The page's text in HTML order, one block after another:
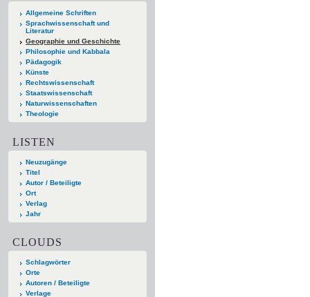
Allgemeine Schriften
Sprachwissenschaft und
Literatur
Geographie und Geschichte
Philosophie und Kabbala
Pädagogik
Künste
Rechtswissenschaft
Staatswissenschaft
Naturwissenschaften
Theologie
LISTEN
Neuzugänge
Titel
Autor / Beteiligte
Ort
Verlag
Jahr
CLOUDS
Schlagwörter
Orte
Autoren / Beteiligte
Verlage